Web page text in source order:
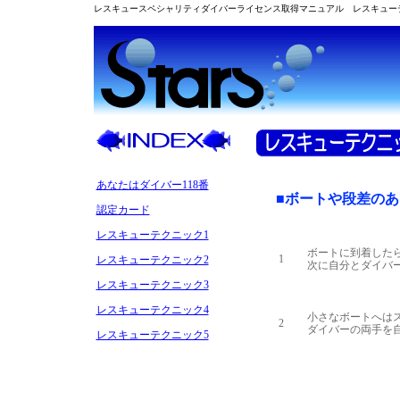
レスキュースペシャリティダイバーライセンス取得マニュアル レスキュー
あなたはダイバー118番
認定カード
レスキューテクニック1
レスキューテクニック2
レスキューテクニック3
レスキューテクニック4
レスキューテクニック5
■ボートや段差の
1
ボートに到着した
次に自分とダイバ
2
小さなボートへは
ダイバーの両手を